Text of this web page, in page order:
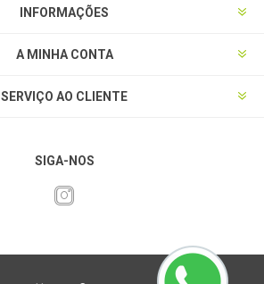
INFORMAÇÕES
A MINHA CONTA
SERVIÇO AO CLIENTE
SIGA-NOS